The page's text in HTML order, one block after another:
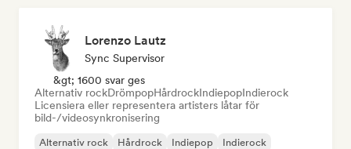
Lorenzo Lautz
Sync Supervisor
&gt; 1600 svar ges
Alternativ rockDrömpopHårdrockIndiepopIndierock
Licensiera eller representera artisters låtar för
bild-/videosynkronisering
Alternativ rock Hårdrock Indiepop
Indierock